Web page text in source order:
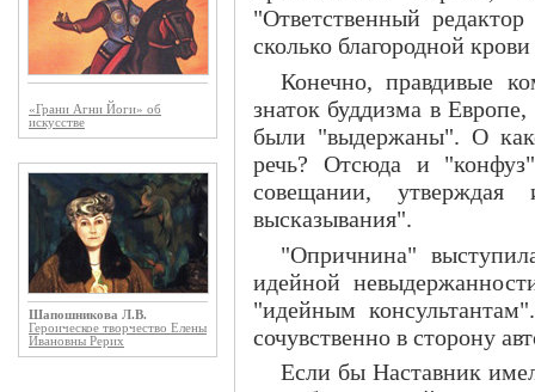
«Грани Агни Йоги» об
искусстве
Шапошникова Л.В.
Героическое творчество Елены
Ивановны Рерих
"Ответственный
сколько благородной
Конечно, правдивые
знаток буддизма в
были "выдержаны". О
речь? Отсюда и
совещании,
высказывания".
"Опричнина"
идейной
"идейным
сочувственно в сторону
Если бы Наставник